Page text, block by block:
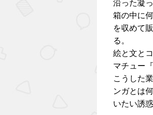
沿った凝
箱の中に
を収めて
る。
絵と文と
マチュー
こうした
ンガとは
いたい誘